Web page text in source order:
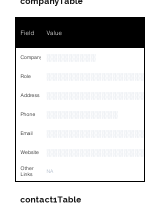
Phone NA
Email
Links
Field Value
Company ░░░░░░░░░
Role
Address
Phone ░░░░░░░░░░░░░
Email ░░░░░░░░░░░░░░░░░░
Website
Other
Links
NA
contact1Table